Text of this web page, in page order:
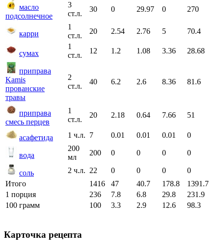
масло
подсолнечное
3
ст.л.
30 0 29.97 0 270
карри
1
ст.л.
20 2.54 2.76 5 70.4
сумах
1
ст.л.
12 1.2 1.08 3.36 28.68
приправа
Kamis
прованские
травы
2
ст.л.
40 6.2 2.6 8.36 81.6
приправа
смесь перцев
1
ст.л.
20 2.18 0.64 7.66 51
асафетида 1 ч.л. 7 0.01 0.01 0.01 0
вода
200
мл
200 0 0 0 0
соль 2 ч.л. 22 0 0 0
0
Итого
1416 47 40.7 178.8
1391.7
1 порция
236 7.8 6.8 29.8
231.9
100 грамм
100 3.3 2.9 12.6 98.3
Карточка рецепта